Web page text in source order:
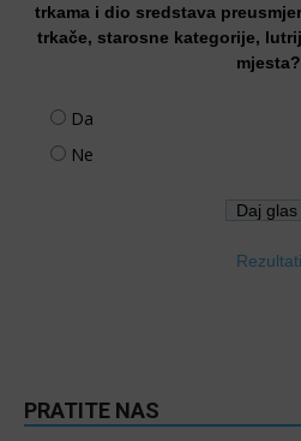
trkama i dio sredstava
trkače, starosne kategorije,
mjesta?
Da
Ne
Rezultati
PRATITE NAS